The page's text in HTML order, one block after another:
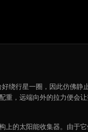
绕行星一圈，因此仿佛静
重，远端向外的拉力便会
上的太阳能收集器。由于